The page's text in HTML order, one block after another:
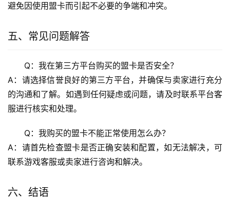
避免因使用盟卡而引起不必要的争端和冲突。
五、常见问题解答
Q：我在第三方平台购买的盟卡是否安全？
A：请选择信誉良好的第三方平台，并确保与卖家进行充分
的沟通和了解。如遇到任何疑虑或问题，请及时联系平台客
服进行核实和处理。
Q：我购买的盟卡不能正常使用怎么办？
A：请首先检查盟卡是否正确安装和配置，如无法解决，可
联系游戏客服或卖家进行咨询和解决。
六、结语